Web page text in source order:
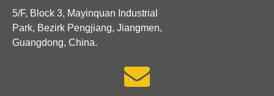
5/F, Block 3, Mayinquan Industrial
Park, Bezirk Pengjiang, Jiangmen,
Guangdong, China.
